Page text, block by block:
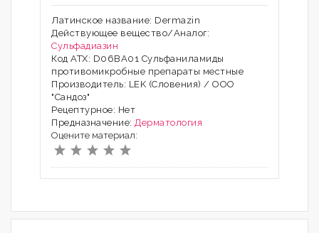
Латинское название: Dermazin
Действующее вещество/Аналог:
Сульфадиазин
Код АТХ: D06BA01 Сульфаниламиды
противомикробные препараты местные
Производитель: LEK (Словения) / ООО
"Сандоз"
Рецептурное: Нет
Предназначение: Дерматология
Оцените материал: